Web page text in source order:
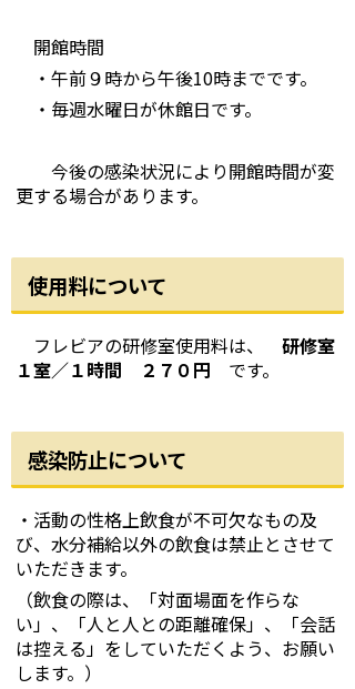
開館時間
・午前９時から午後10時までです。
・毎週水曜日が休館日です。
今後の感染状況により開館時間が変
更する場合があります。
使用料について
フレビアの研修室使用料は、 研修室
１室／１時間 ２７０円 です。
感染防止について
・活動の性格上飲食が不可欠なもの及
び、水分補給以外の飲食は禁止とさせて
いただきます。
（飲食の際は、「対面場面を作らな
い」、「人と人との距離確保」、「会話
は控える」をしていただくよう、お願い
します。）